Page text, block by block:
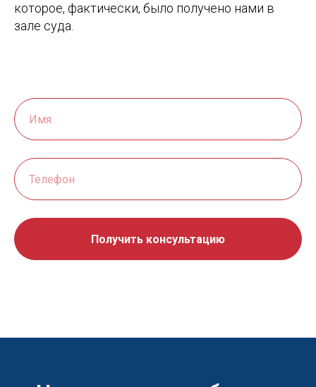
которое, фактически, было получено нами в
зале суда.
Получить консультацию